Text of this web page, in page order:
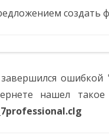
создать
ошибкой
нашел